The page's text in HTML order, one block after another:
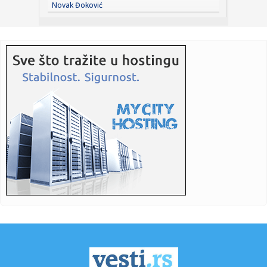
na ene...
23:25: MUP: Aktivna četiri veća požara, najveći izbio u mestu
Šumar...
23:24:
pogled...
23:22:KAKVA PORUKA PRED NASTAVAK SEZONE: Srbija nadigrala
Rusiju posle ...
23:21:Nestao nakit vrijedan 10.000 evra: Snimak otkrio krajnje
neobičn...
23:21:Krvoproliće u Gracu: Turčin izbo muškarca iz BiH i još
dvojic...
Pucano na vilu bogatog srpskog trgovca nekretninama u
Novak Đoković